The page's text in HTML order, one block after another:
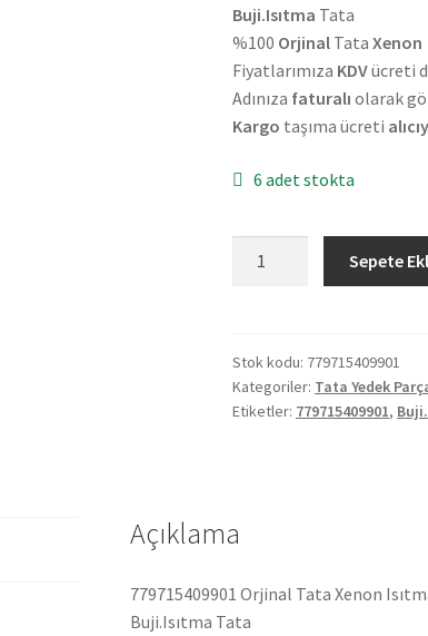
Buji.Isıtma Tata
%100 Orjinal TataXenon
Fiyatlarımıza KDVücreti
Adınıza faturalı olarak
Kargo taşıma ücreti
6 adet stokta
Bujisi
779715409901
adet
Sepete
Stok kodu: 779715409901
Kategoriler: Tata Yedek
Etiketler: 779715409901,
Açıklama
779715409901 Orjinal Tata Xenon
Buji.Isıtma Tata